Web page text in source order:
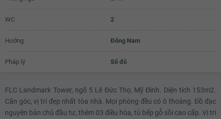
WC 2
Hướng Đông Nam
Pháp lý Sổ đỏ
FLC Landmark Tower, ngõ 5 Lê Đức Thọ, Mỹ Đình. Diện tích 153m2.
Căn góc, vị trí đẹp nhất tòa nhà. Mọi phòng đều có ô thoáng. Đồ đạc
nguyên bản chủ đầu tư, thêm 03 điều hòa, tủ bếp gỗ sồi cao cấp. Vị trí